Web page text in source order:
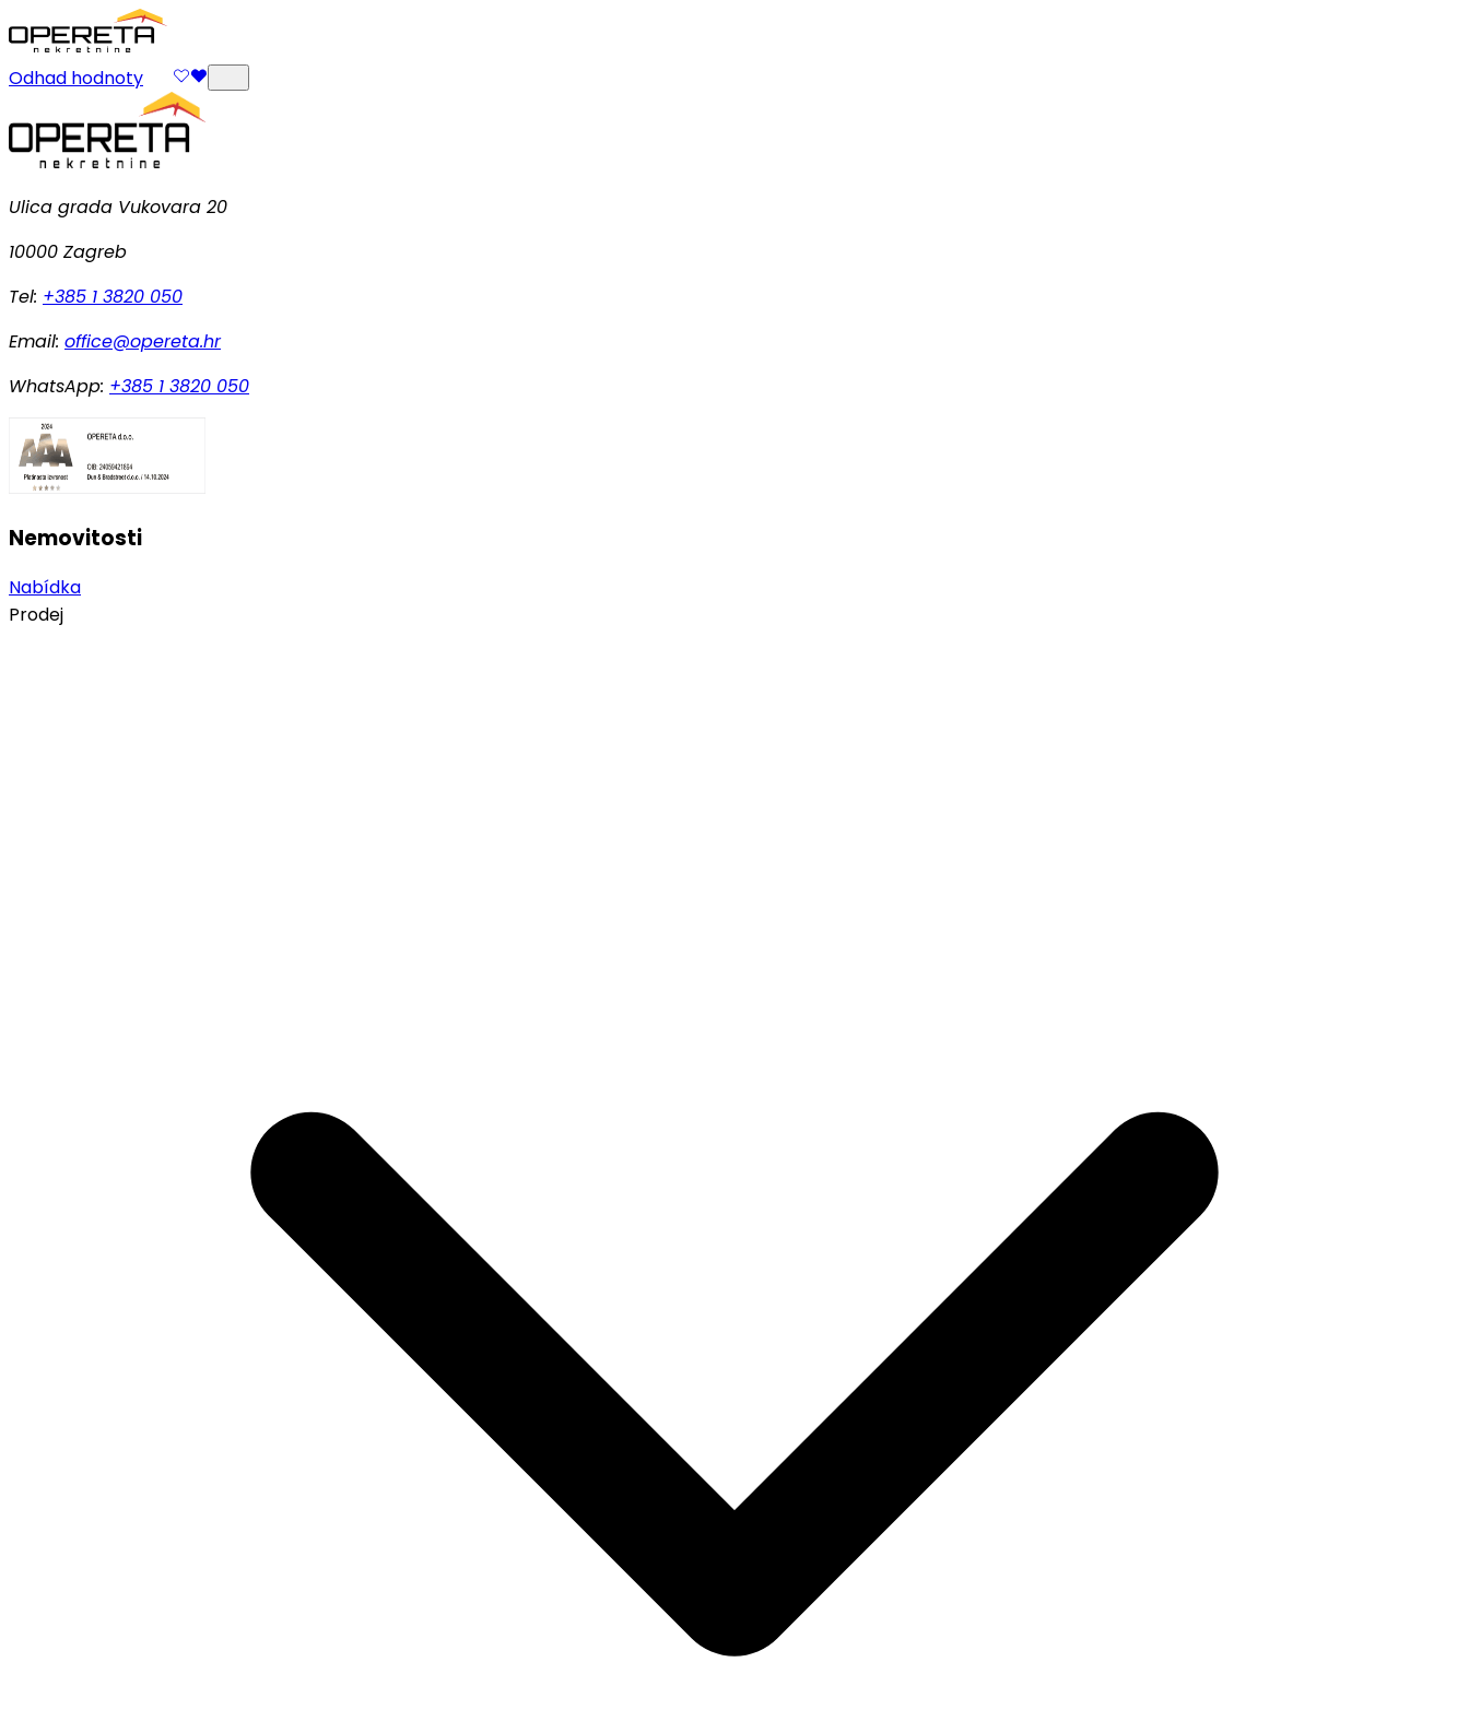
Odhad hodnoty
Ulica grada Vukovara 20
10000 Zagreb
Tel: +385 1 3820 050
Email: office@opereta.hr
WhatsApp: +385 1 3820 050
Nemovitosti
Nabídka
Prodej